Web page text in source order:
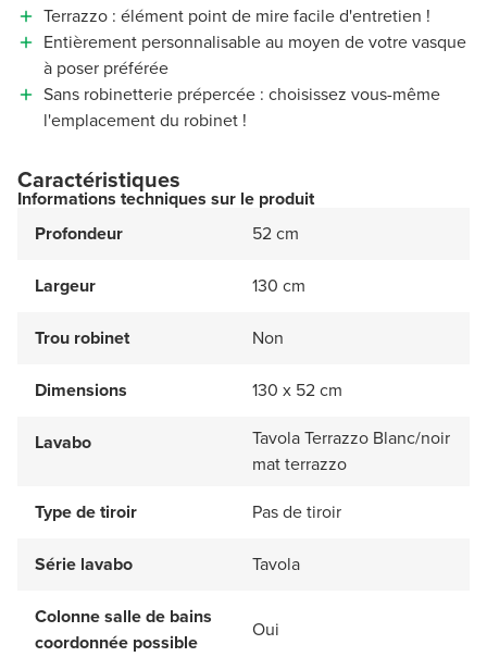
Terrazzo : élément point de mire facile d'entretien !
Entièrement personnalisable au moyen de votre vasque
à poser préférée
Sans robinetterie prépercée : choisissez vous-même
l'emplacement du robinet !
Caractéristiques
Informations techniques sur le produit
Profondeur
52 cm
Largeur 130 cm
Trou robinet Non
Dimensions 130 x 52 cm
Lavabo
Tavola Terrazzo Blanc/noir
mat terrazzo
Type de tiroir
Pas de tiroir
Série lavabo Tavola
Colonne salle de bains
coordonnée possible
Oui